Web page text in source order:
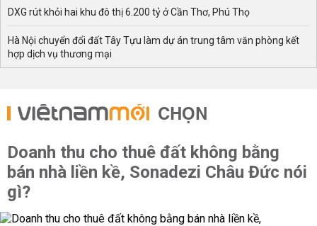
DXG rút khỏi hai khu đô thị 6.200 tỷ ở Cần Thơ, Phú Thọ
Hà Nội chuyển đổi đất Tây Tựu làm dự án trung tâm văn phòng kết
hợp dịch vụ thương mại
CHỌN
Doanh thu cho thuê đất không bằng
bán nhà liền kề, Sonadezi Châu Đức nói
gì?